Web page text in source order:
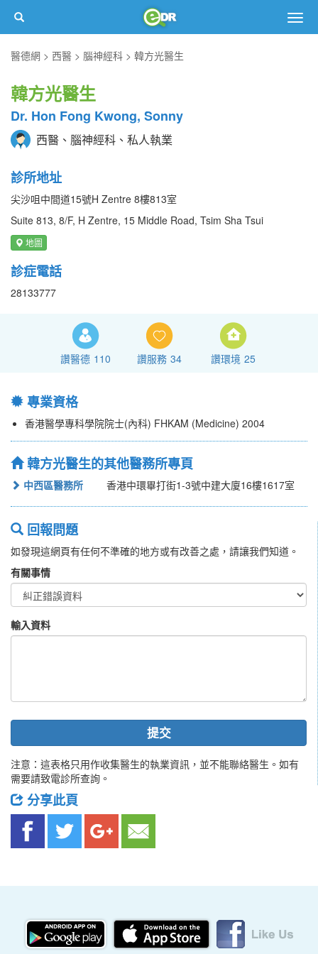
醫德網
西醫 腦神經科 韓方光醫生
韓方光醫生
Dr. Hon Fong Kwong, Sonny
西醫、腦神經科、私人執業
診所地址
尖沙咀中間道15號H Zentre 8樓813室
Suite 813, 8/F, H Zentre, 15 Middle Road, Tsim Sha Tsui
地圖
診症電話
28133777
讚醫德 110 讚服務 34 讚環境 25
專業資格
香港醫學專科學院院士(內科) FHKAM (Medicine) 2004
韓方光醫生的其他醫務所專頁
中西區醫務所 香港中環畢打街1-3號中建大廈16樓1617室
回報問題
如發現這網頁有任何不準確的地方或有改善之處，請讓我們知道。
有關事情
輸入資料
提交
注意：這表格只用作收集醫生的執業資訊，並不能聯絡醫生。如有
需要請致電診所查詢。
分享此頁